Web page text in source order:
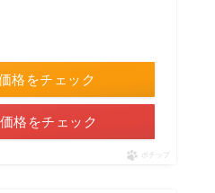
格をチェック
格をチェック
ポチップ